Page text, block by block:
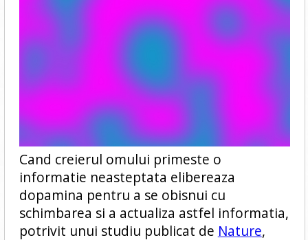
Cand creierul omului primeste o
informatie neasteptata elibereaza
dopamina pentru a se obisnui cu
schimbarea si a actualiza astfel informatia,
potrivit unui studiu publicat de Nature,